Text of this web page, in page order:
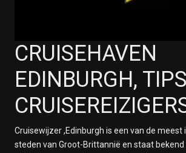
CRUISEHAVEN
EDINBURGH,
Cruisewijzer ,Edinburgh is een van de meest
steden van Groot-Brittannië en staat